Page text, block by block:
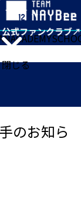
閉じる
ACADEMY
のお知ら